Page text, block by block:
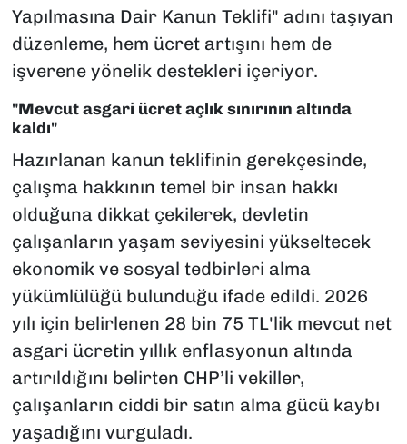
Yapılmasına Dair Kanun Teklifi" adını taşıyan
düzenleme, hem ücret artışını hem de
işverene yönelik destekleri içeriyor.
"Mevcut asgari ücret açlık sınırının altında
kaldı"
Hazırlanan kanun teklifinin gerekçesinde,
çalışma hakkının temel bir insan hakkı
olduğuna dikkat çekilerek, devletin
çalışanların yaşam seviyesini yükseltecek
ekonomik ve sosyal tedbirleri alma
yükümlülüğü bulunduğu ifade edildi. 2026
yılı için belirlenen 28 bin 75 TL'lik mevcut net
asgari ücretin yıllık enflasyonun altında
artırıldığını belirten CHP’li vekiller,
çalışanların ciddi bir satın alma gücü kaybı
yaşadığını vurguladı.